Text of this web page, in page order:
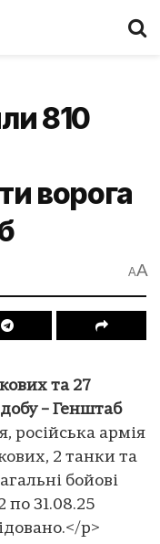
810
ворога
AA
та 27
– Генштаб
російська армія
2 танки та
бойові
по 31.08.25
p>